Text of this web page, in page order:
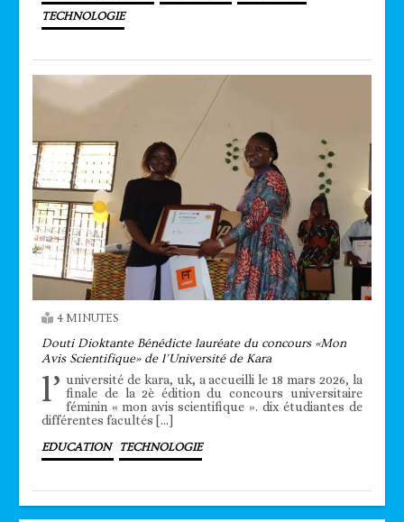
TECHNOLOGIE
4 MINUTES
Douti Dioktante Bénédicte lauréate du concours «Mon
Avis Scientifique» de l’Université de Kara
l’ université de kara, uk, a accueilli le 18 mars 2026, la
finale de la 2è édition du concours universitaire
féminin « mon avis scientifique ». dix étudiantes de
différentes facultés […]
EDUCATION TECHNOLOGIE